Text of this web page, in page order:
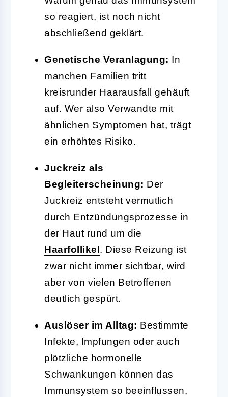
so reagiert, ist noch nicht
abschließend geklärt.
Genetische Veranlagung: In
manchen Familien tritt
kreisrunder Haarausfall gehäuft
auf. Wer also Verwandte mit
ähnlichen Symptomen hat, trägt
ein erhöhtes Risiko.
Juckreiz als
Begleiterscheinung: Der
Juckreiz entsteht vermutlich
durch Entzündungsprozesse in
der Haut rund um die
Haarfollikel. Diese Reizung ist
zwar nicht immer sichtbar, wird
aber von vielen Betroffenen
deutlich gespürt.
Auslöser im Alltag: Bestimmte
Infekte, Impfungen oder auch
plötzliche hormonelle
Schwankungen können das
Immunsystem so beeinflussen,